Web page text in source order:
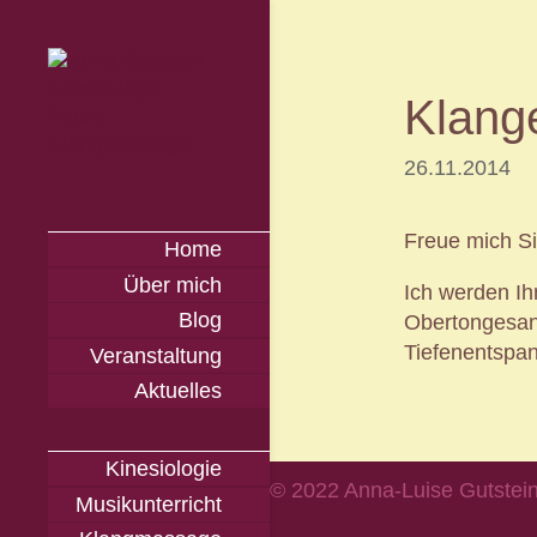
Home
Über mich
Blog
Veranstaltung
Aktuelles
Kinesiologie
Musikunterricht
26.11.2014
Freue mich
Ich werden
© 2022 Anna-Luise